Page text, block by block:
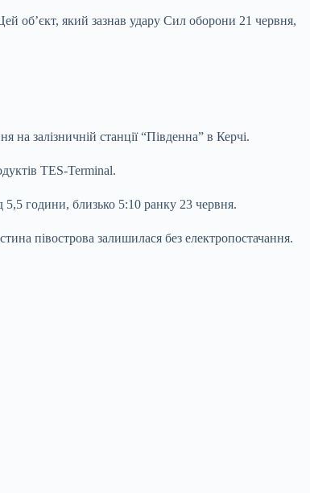
об’єкт, який зазнав удару Сил оборони 21 червня,
залізничній станції “Південна” в Керчі.
TES-Terminal.
години, близько 5:10 ранку 23 червня.
півострова залишилася без електропостачання.